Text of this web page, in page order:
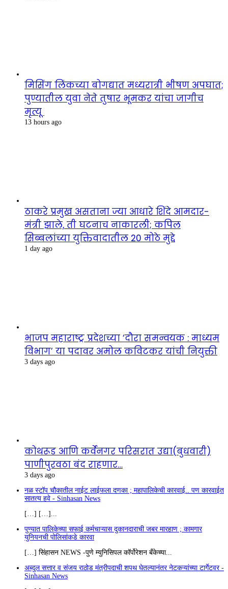
मिसिंग लिंकच्या बोगद्यात मध्यरात्री भीषण अपघात;
पुण्यातील युवा नेते तुषार भूमकर यांचा जागीच
मृत्यू
13 hours ago
ठाकरे प्रमुख असताना ज्या आधारे शिंदे आमदार-
मंत्री झाले, ती घटनाच नाकारली; कपिल
सिब्बलांच्या युक्तिवादातील 20 मोठे मुद्दे
1 day ago
भाजप महाराष्ट्र प्रदेशच्या ‘दौरा समन्वयक : माध्यम
विभाग’ या पदावर अमोल कविटकर यांची नियुक्ती
3 days ago
कोथरूड आणि कर्वेनगर परिसरात उद्या(बुधवारी)
पाणीपुरवठा बंद राहणार…
3 days ago
नळ स्टॉप चौकातील नाईट लाईफला दणका ; महापालिकेची कारवाई.. पण कारवाईत
सातत्य हवे - Sinhasan News
[…] […]...
पुण्यात पालिकेच्या सफाई कर्मचाऱ्यास दुकानदाराची जबर मारहाण ; कामगार
युनियनची पोलिसांकडे कारवा
[…] सिंहासन NEWS -पुणे म्युनिसिपल कॉर्पोरेशन बँकेच्या...
अब्दुल सत्तार व संजय राठोड मंत्रीपदाची शपथ घेतल्यानंतर नेटकऱ्यांच्या टार्गेटवर -
Sinhasan News